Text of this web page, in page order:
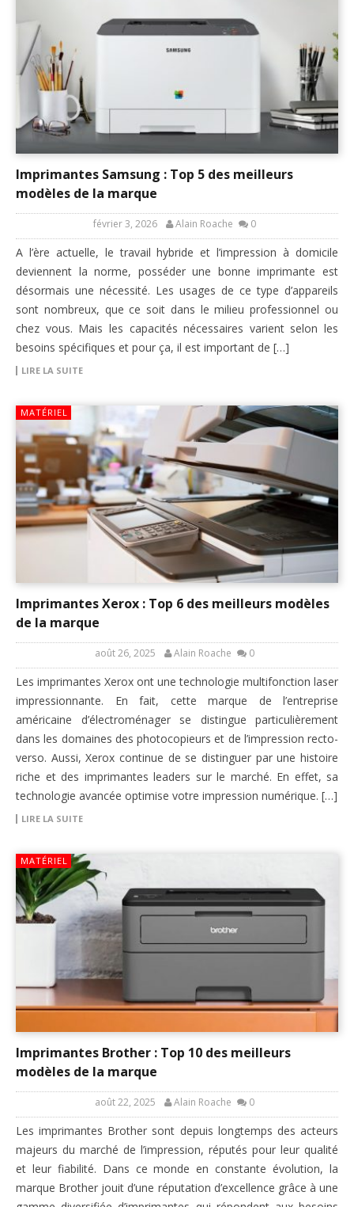
Imprimantes Samsung : Top 5 des meilleurs
modèles de la marque
février 3, 2026 Alain Roache 0
A l’ère actuelle, le travail hybride et l’impression à domicile
deviennent la norme, posséder une bonne imprimante est
désormais une nécessité. Les usages de ce type d’appareils
sont nombreux, que ce soit dans le milieu professionnel ou
chez vous. Mais les capacités nécessaires varient selon les
besoins spécifiques et pour ça, il est important de […]
LIRE LA SUITE
MATÉRIEL
Imprimantes Xerox : Top 6 des meilleurs modèles
de la marque
août 26, 2025 Alain Roache 0
Les imprimantes Xerox ont une technologie multifonction laser
impressionnante. En fait, cette marque de l’entreprise
américaine d’électroménager se distingue particulièrement
dans les domaines des photocopieurs et de l’impression recto-
verso. Aussi, Xerox continue de se distinguer par une histoire
riche et des imprimantes leaders sur le marché. En effet, sa
technologie avancée optimise votre impression numérique. […]
LIRE LA SUITE
MATÉRIEL
Imprimantes Brother : Top 10 des meilleurs
modèles de la marque
août 22, 2025 Alain Roache 0
Les imprimantes Brother sont depuis longtemps des acteurs
majeurs du marché de l’impression, réputés pour leur qualité
et leur fiabilité. Dans ce monde en constante évolution, la
marque Brother jouit d’une réputation d’excellence grâce à une